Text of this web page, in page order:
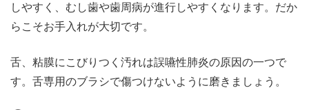
しやすく、むし歯や歯周病が進行しやすくなります。だか
らこそお手入れが大切です。
舌、粘膜にこびりつく汚れは誤嚥性肺炎の原因の一つで
す。舌専用のブラシで傷つけないように磨きましょう。